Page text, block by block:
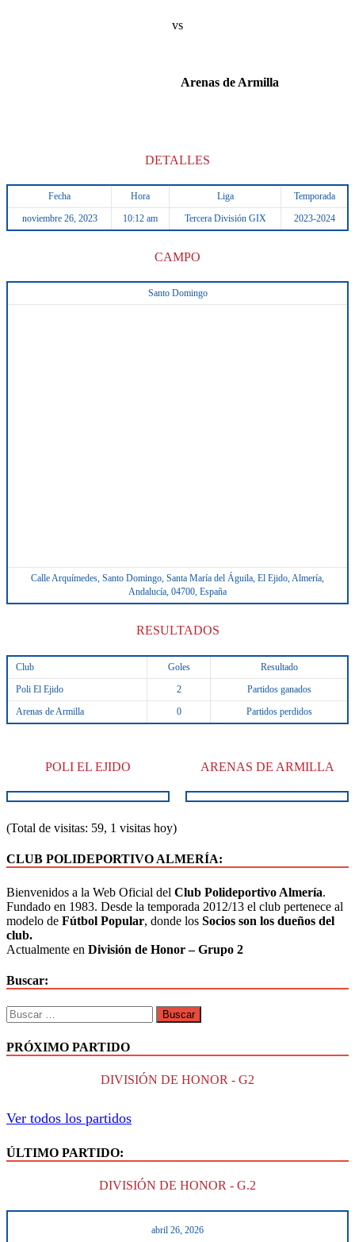
vs
Arenas de Armilla
DETALLES
Fecha Hora Liga Temporada
noviembre 26, 2023 10:12 am Tercera División GIX 2023-2024
CAMPO
Santo Domingo
Calle Arquímedes, Santo Domingo, Santa María del Águila, El Ejido, Almería,
Andalucía, 04700, España
RESULTADOS
Club Goles Resultado
Poli El Ejido 2 Partidos ganados
Arenas de Armilla 0 Partidos perdidos
POLI EL EJIDO ARENAS DE ARMILLA
(Total de visitas: 59, 1 visitas hoy)
CLUB POLIDEPORTIVO ALMERÍA:
Bienvenidos a la Web Oficial del Club Polideportivo Almería.
Fundado en 1983. Desde la temporada 2012/13 el club pertenece al
modelo de Fútbol Popular, donde los Socios son los dueños del
club.
Actualmente en División de Honor – Grupo 2
Buscar:
PRÓXIMO PARTIDO
DIVISIÓN DE HONOR - G2
Ver todos los partidos
ÚLTIMO PARTIDO:
DIVISIÓN DE HONOR - G.2
abril 26, 2026